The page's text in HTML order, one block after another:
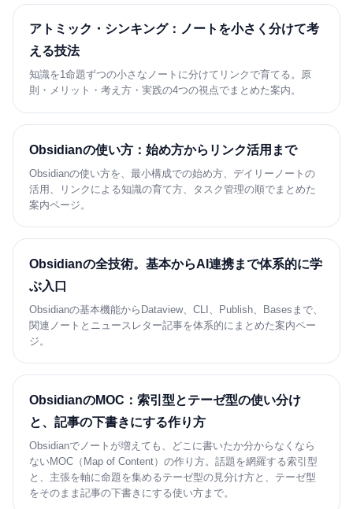
アトミック・シンキング：ノートを小さく分けて考
える技法
知識を1命題ずつの小さなノートに分けてリンクで育てる。原
則・メリット・考え方・実践の4つの視点でまとめた案内。
Obsidianの使い方：始め方からリンク活用まで
Obsidianの使い方を、最小構成での始め方、デイリーノートの
活用、リンクによる知識の育て方、タスク管理の順でまとめた
案内ページ。
Obsidianの全技術。基本からAI連携まで体系的に学
ぶ入口
Obsidianの基本機能からDataview、CLI、Publish、Basesまで、
関連ノートとニュースレター記事を体系的にまとめた案内ペー
ジ。
ObsidianのMOC：索引型とテーゼ型の使い分け
と、記事の下書きにする作り方
Obsidianでノートが増えても、どこに書いたか分からなくなら
ないMOC（Map of Content）の作り方。話題を網羅する索引型
と、主張を軸に命題を集めるテーゼ型の見分け方と、テーゼ型
をそのまま記事の下書きにする使い方まで。